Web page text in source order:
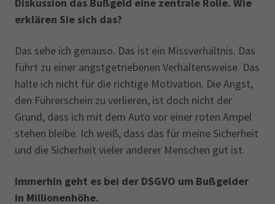
erklären Sie sich das?
Das sehe ich genauso. Das ist ein Missverhältnis. Das
führt zu einer angstgetriebenen Verhaltensweise. Das
halte ich nicht für die richtige Motivation. Die Angst,
den Führerschein zu verlieren, ist doch nicht der
Grund, dass ich mit dem Auto vor einer roten Ampel
stehen bleibe. Ich weiß, dass das für meine Sicherheit
und die Sicherheit vieler anderer Menschen gut ist.
Immerhin geht es bei der DSGVO um Bußgelder
in Millionenhöhe.